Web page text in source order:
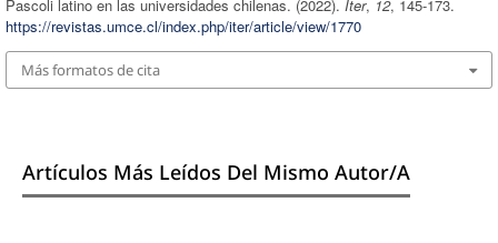
Pascoli latino en las universidades chilenas. (2022). Iter, 12, 145-173.
https://revistas.umce.cl/index.php/iter/article/view/1770
Más formatos de cita
Artículos Más Leídos Del Mismo Autor/a